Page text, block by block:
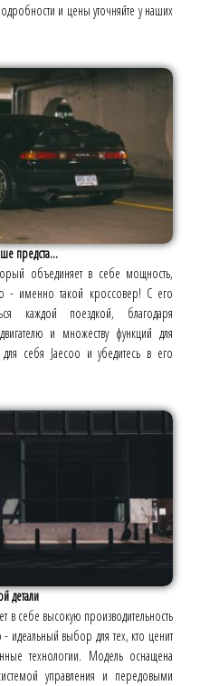
и цены уточняйте у наших
предста...
объединяет в себе мощность,
- именно такой кроссовер! С его
каждой поездкой, благодаря
и множеству функций для
себя Jaecoo и убедитесь в его
детали
в себе высокую производительность
идеальный выбор для тех, кто ценит
технологии. Модель оснащена
управления и передовыми